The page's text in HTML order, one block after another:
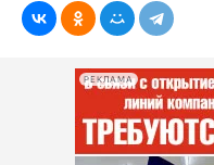
РЕКЛАМА